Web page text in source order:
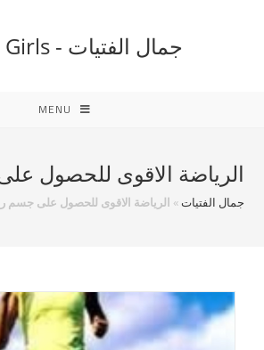
جمال الفتيات - Jamal Girls
MENU
الرياضة الاقوى للحصول
جمال الفتيات» الرياضة الاقوى للحصول على جسم